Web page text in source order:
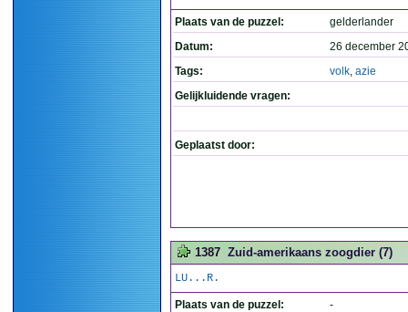
Plaats van de puzzel:
gelderlander
Datum:
26 december
Tags:
volk, azie
Gelijkluidende vragen:
Geplaatst door:
1387 Zuid-amerikaans zoogdier (7)
LU...R.
Plaats van de puzzel:
-